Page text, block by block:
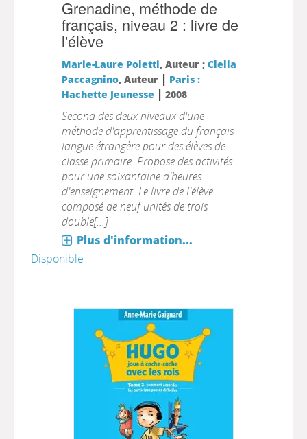
Grenadine, méthode de
français, niveau 2 : livre de
l'élève
Marie-Laure Poletti, Auteur ; Clelia
Paccagnino, Auteur | Paris :
Hachette Jeunesse | 2008
Second des deux niveaux d'une
méthode d'apprentissage du français
langue étrangère pour des élèves de
classe primaire. Propose des activités
pour une soixantaine d'heures
d'enseignement. Le livre de l'élève
composé de neuf unités de trois
double[...]
Plus d'information...
Disponible